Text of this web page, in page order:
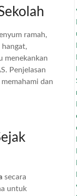
ramah,
menekankan
Penjelasan
dan
secara
untuk